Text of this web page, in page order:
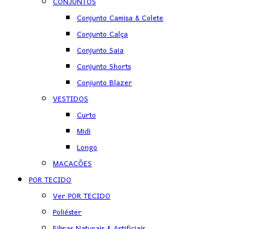
Conjunto Camisa & Colete
Conjunto Calça
Conjunto Saia
Conjunto Shorts
Conjunto Blazer
VESTIDOS
Curto
Midi
Longo
MACACÕES
POR TECIDO
Ver POR TECIDO
Poliéster